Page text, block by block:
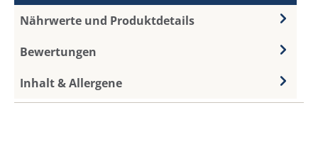
Nährwerte und Produktdetails
Bewertungen
Inhalt & Allergene